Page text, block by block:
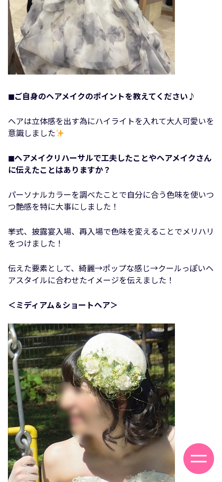
◼︎ご自身のヘアメイクのポイントを教えてください♪
ヘアは立体感を出す為にハイライトを入れて大人可愛いを
意識しました
◼︎ヘアメイクリハーサルで工夫したことやヘアメイクさん
に伝えたことはありますか？
パーソナルカラーを調べたことで自分に合う色味を使いつ
つ艶感を特に大事にしました！
挙式、披露宴入場、再入場で色味を変えることでメリハリ
をつけました！
伝えた要素として、綺麗→ポップな感じ→クールっぽいヘ
アスタイルに合わせたイメージを伝えました！
＜ミディアム＆ショートヘア＞